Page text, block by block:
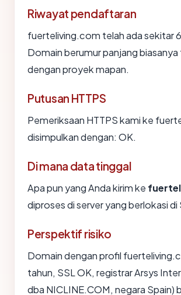
Riwayat pendaftaran
fuerteliving.com telah ada sekitar
Domain berumur panjang
dengan proyek mapan.
Putusan HTTPS
Pemeriksaan HTTPS kami ke
disimpulkan dengan: OK.
Di mana data tinggal
Apa pun yang Anda kirim ke
diproses di server yang berlokasi di
Perspektif risiko
Domain dengan profil
tahun, SSL OK, registrar Arsys
dba NICLINE.COM, negara Spain)